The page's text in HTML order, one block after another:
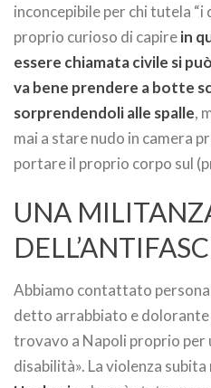
inconcepibile per chi tutela “i
proprio curioso di capirein
essere chiamata civile si
va bene prendere a botte
sorprendendoli alle spalle,
mai a stare nudo in camera
portare il proprio corpo sul
UNA
Abbiamo contattato
detto arrabbiato e dolorante
trovavo a Napoli proprio per
disabilità». La violenza